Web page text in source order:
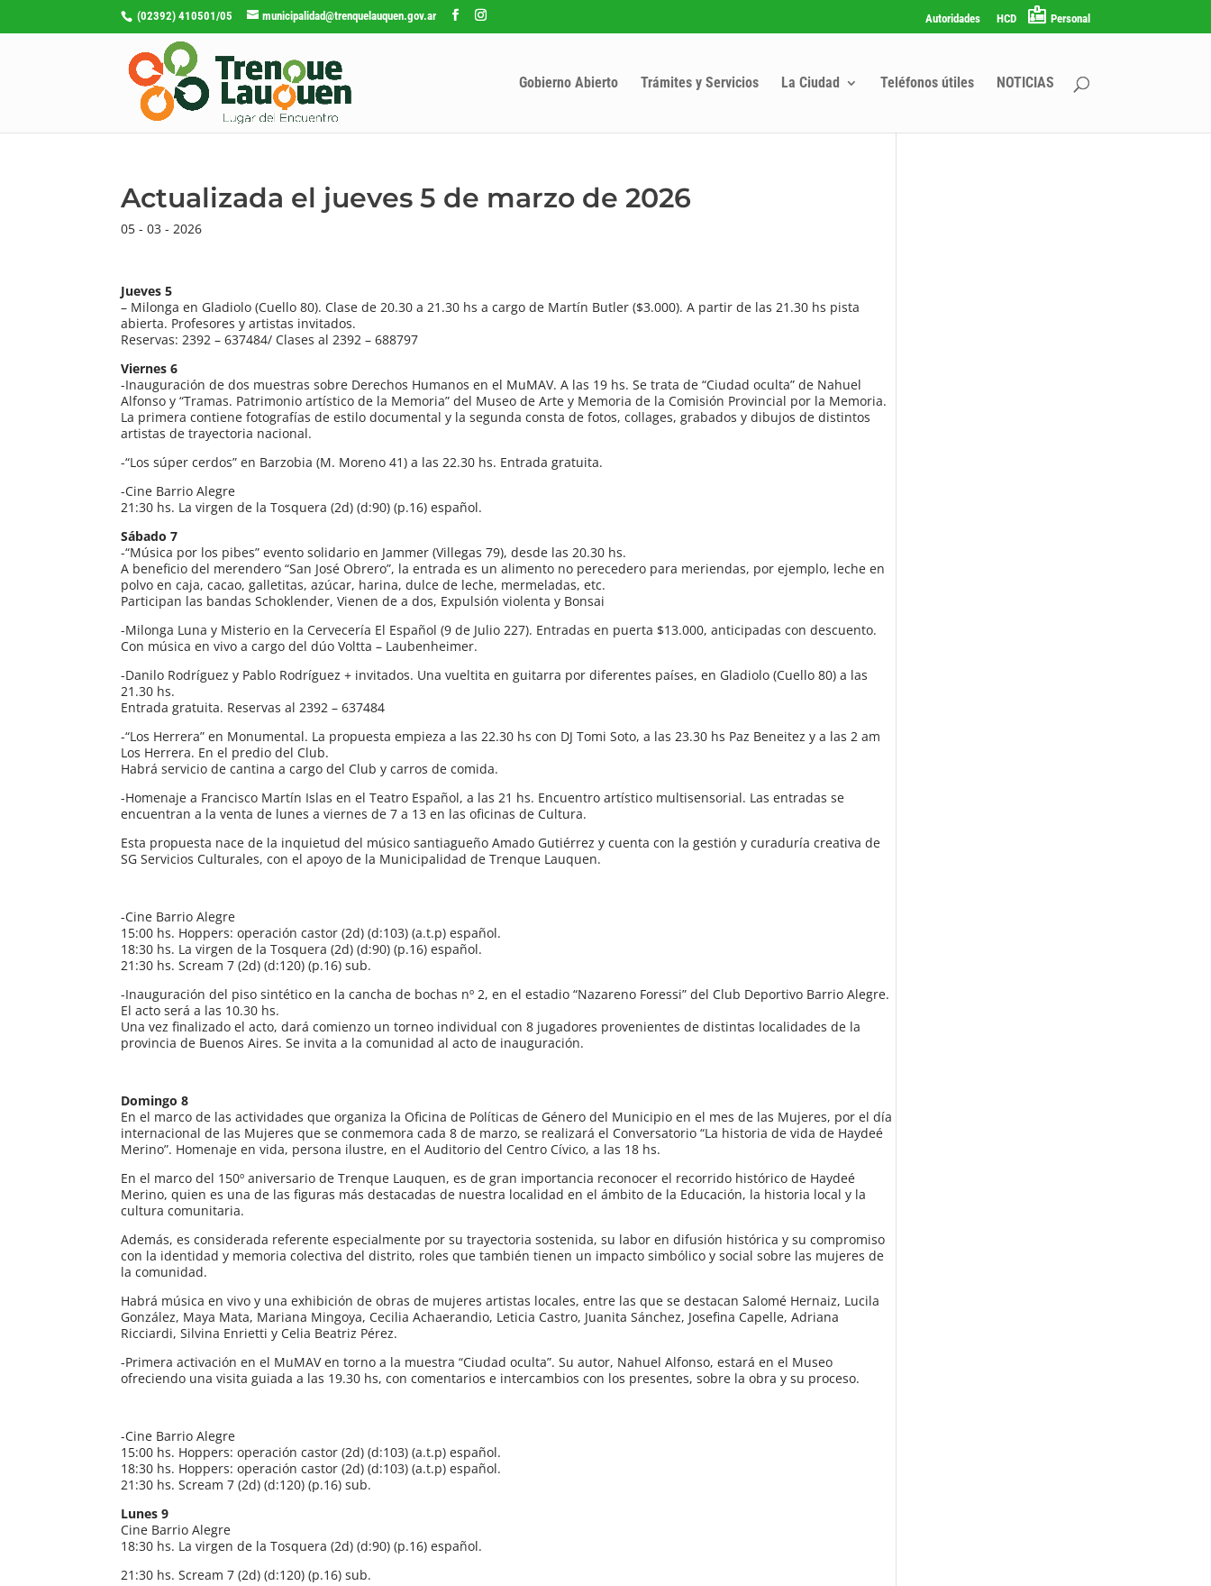
(02392) 410501/05 municipalidad@trenquelauquen.gov.ar Autoridades HCD Personal
Gobierno Abierto Trámites y Servicios La Ciudad Teléfonos útiles NOTICIAS
Actualizada el jueves 5 de marzo de 2026
05 - 03 - 2026
Jueves 5
– Milonga en Gladiolo (Cuello 80). Clase de 20.30 a 21.30 hs a cargo de Martín Butler ($3.000). A partir de las 21.30 hs pista
abierta. Profesores y artistas invitados.
Reservas: 2392 – 637484/ Clases al 2392 – 688797
Viernes 6
-Inauguración de dos muestras sobre Derechos Humanos en el MuMAV. A las 19 hs. Se trata de “Ciudad oculta” de Nahuel
Alfonso y “Tramas. Patrimonio artístico de la Memoria” del Museo de Arte y Memoria de la Comisión Provincial por la Memoria.
La primera contiene fotografías de estilo documental y la segunda consta de fotos, collages, grabados y dibujos de distintos
artistas de trayectoria nacional.
-“Los súper cerdos” en Barzobia (M. Moreno 41) a las 22.30 hs. Entrada gratuita.
-Cine Barrio Alegre
21:30 hs. La virgen de la Tosquera (2d) (d:90) (p.16) español.
Sábado 7
-“Música por los pibes” evento solidario en Jammer (Villegas 79), desde las 20.30 hs.
A beneficio del merendero “San José Obrero”, la entrada es un alimento no perecedero para meriendas, por ejemplo, leche en
polvo en caja, cacao, galletitas, azúcar, harina, dulce de leche, mermeladas, etc.
Participan las bandas Schoklender, Vienen de a dos, Expulsión violenta y Bonsai
-Milonga Luna y Misterio en la Cervecería El Español (9 de Julio 227). Entradas en puerta $13.000, anticipadas con descuento.
Con música en vivo a cargo del dúo Voltta – Laubenheimer.
-Danilo Rodríguez y Pablo Rodríguez + invitados. Una vueltita en guitarra por diferentes países, en Gladiolo (Cuello 80) a las
21.30 hs.
Entrada gratuita. Reservas al 2392 – 637484
-“Los Herrera” en Monumental. La propuesta empieza a las 22.30 hs con DJ Tomi Soto, a las 23.30 hs Paz Beneitez y a las 2 am
Los Herrera. En el predio del Club.
Habrá servicio de cantina a cargo del Club y carros de comida.
-Homenaje a Francisco Martín Islas en el Teatro Español, a las 21 hs. Encuentro artístico multisensorial. Las entradas se
encuentran a la venta de lunes a viernes de 7 a 13 en las oficinas de Cultura.
Esta propuesta nace de la inquietud del músico santiagueño Amado Gutiérrez y cuenta con la gestión y curaduría creativa de
SG Servicios Culturales, con el apoyo de la Municipalidad de Trenque Lauquen.
-Cine Barrio Alegre
15:00 hs. Hoppers: operación castor (2d) (d:103) (a.t.p) español.
18:30 hs. La virgen de la Tosquera (2d) (d:90) (p.16) español.
21:30 hs. Scream 7 (2d) (d:120) (p.16) sub.
-Inauguración del piso sintético en la cancha de bochas nº 2, en el estadio “Nazareno Foressi” del Club Deportivo Barrio Alegre.
El acto será a las 10.30 hs.
Una vez finalizado el acto, dará comienzo un torneo individual con 8 jugadores provenientes de distintas localidades de la
provincia de Buenos Aires. Se invita a la comunidad al acto de inauguración.
Domingo 8
En el marco de las actividades que organiza la Oficina de Políticas de Género del Municipio en el mes de las Mujeres, por el día
internacional de las Mujeres que se conmemora cada 8 de marzo, se realizará el Conversatorio “La historia de vida de Haydeé
Merino”. Homenaje en vida, persona ilustre, en el Auditorio del Centro Cívico, a las 18 hs.
En el marco del 150º aniversario de Trenque Lauquen, es de gran importancia reconocer el recorrido histórico de Haydeé
Merino, quien es una de las figuras más destacadas de nuestra localidad en el ámbito de la Educación, la historia local y la
cultura comunitaria.
Además, es considerada referente especialmente por su trayectoria sostenida, su labor en difusión histórica y su compromiso
con la identidad y memoria colectiva del distrito, roles que también tienen un impacto simbólico y social sobre las mujeres de
la comunidad.
Habrá música en vivo y una exhibición de obras de mujeres artistas locales, entre las que se destacan Salomé Hernaiz, Lucila
González, Maya Mata, Mariana Mingoya, Cecilia Achaerandio, Leticia Castro, Juanita Sánchez, Josefina Capelle, Adriana
Ricciardi, Silvina Enrietti y Celia Beatriz Pérez.
-Primera activación en el MuMAV en torno a la muestra “Ciudad oculta”. Su autor, Nahuel Alfonso, estará en el Museo
ofreciendo una visita guiada a las 19.30 hs, con comentarios e intercambios con los presentes, sobre la obra y su proceso.
-Cine Barrio Alegre
15:00 hs. Hoppers: operación castor (2d) (d:103) (a.t.p) español.
18:30 hs. Hoppers: operación castor (2d) (d:103) (a.t.p) español.
21:30 hs. Scream 7 (2d) (d:120) (p.16) sub.
Lunes 9
Cine Barrio Alegre
18:30 hs. La virgen de la Tosquera (2d) (d:90) (p.16) español.
21:30 hs. Scream 7 (2d) (d:120) (p.16) sub.